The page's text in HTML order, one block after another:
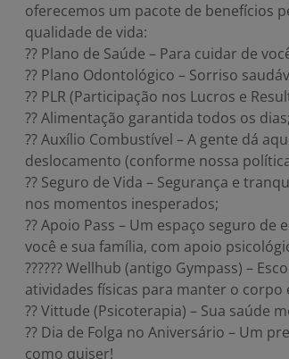
oferecemos um pacote de benefícios
qualidade de vida:
?? Plano de Saúde – Para cuidar de
?? Plano Odontológico – Sorriso
?? PLR (Participação nos Lucros e
?? Alimentação garantida todos os dias;
?? Auxílio Combustível – A gente dá
deslocamento (conforme nossa
?? Seguro de Vida – Segurança e
nos momentos inesperados;
?? Apoio Pass – Um espaço seguro
você e sua família, com apoio
?????? Wellhub (antigo Gympass) –
atividades físicas para manter o corpo
?? Vittude (Psicoterapia) – Sua saúde
?? Dia de Folga no Aniversário – Um
como quiser!